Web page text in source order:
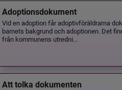
Adoptionsdokument
Vid en adoption får adoptivföräldrarna
barnets bakgrund och adoptionen. Det
från kommunens utredni...
Att tolka dokumenten